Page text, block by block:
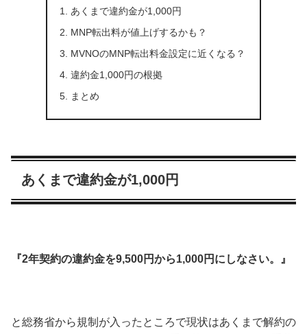
あくまで違約金が1,000円
MNP転出料が値上げするかも？
MVNOのMNP転出料金設定に近くなる？
違約金1,000円の根拠
まとめ
あくまで違約金が1,000円
『2年契約の違約金を9,500円から1,000円にしなさい。』
と総務省から規制が入ったところで現状はあくまで解約の